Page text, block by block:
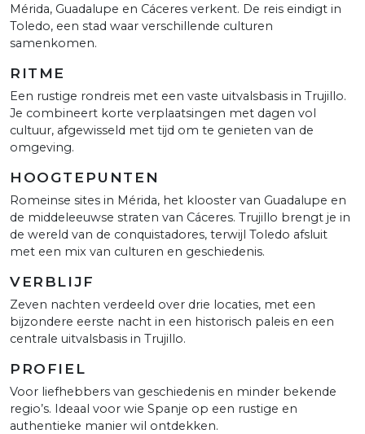
Mérida, Guadalupe en Cáceres verkent. De reis eindigt in
Toledo, een stad waar verschillende culturen
samenkomen.
RITME
Een rustige rondreis met een vaste uitvalsbasis in Trujillo.
Je combineert korte verplaatsingen met dagen vol
cultuur, afgewisseld met tijd om te genieten van de
omgeving.
HOOGTEPUNTEN
Romeinse sites in Mérida, het klooster van Guadalupe en
de middeleeuwse straten van Cáceres. Trujillo brengt je in
de wereld van de conquistadores, terwijl Toledo afsluit
met een mix van culturen en geschiedenis.
VERBLIJF
Zeven nachten verdeeld over drie locaties, met een
bijzondere eerste nacht in een historisch paleis en een
centrale uitvalsbasis in Trujillo.
PROFIEL
Voor liefhebbers van geschiedenis en minder bekende
regio’s. Ideaal voor wie Spanje op een rustige en
authentieke manier wil ontdekken.